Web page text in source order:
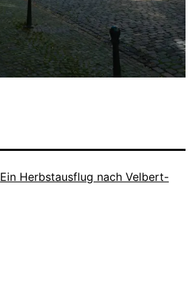
Ein Herbstausflug nach Velbert-